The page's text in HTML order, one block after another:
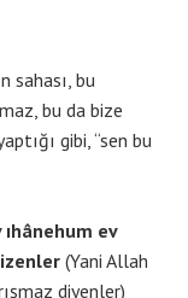
sahası, bu
bu da bize
gibi, “sen bu
ev
(Yani Allah
diyenler)